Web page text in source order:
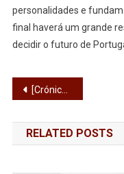
personalidades e
final haverá um grande
decidir o futuro de
Navegação
de
artigos
[Crónica] Salve Ucrânia
RELATED POSTS